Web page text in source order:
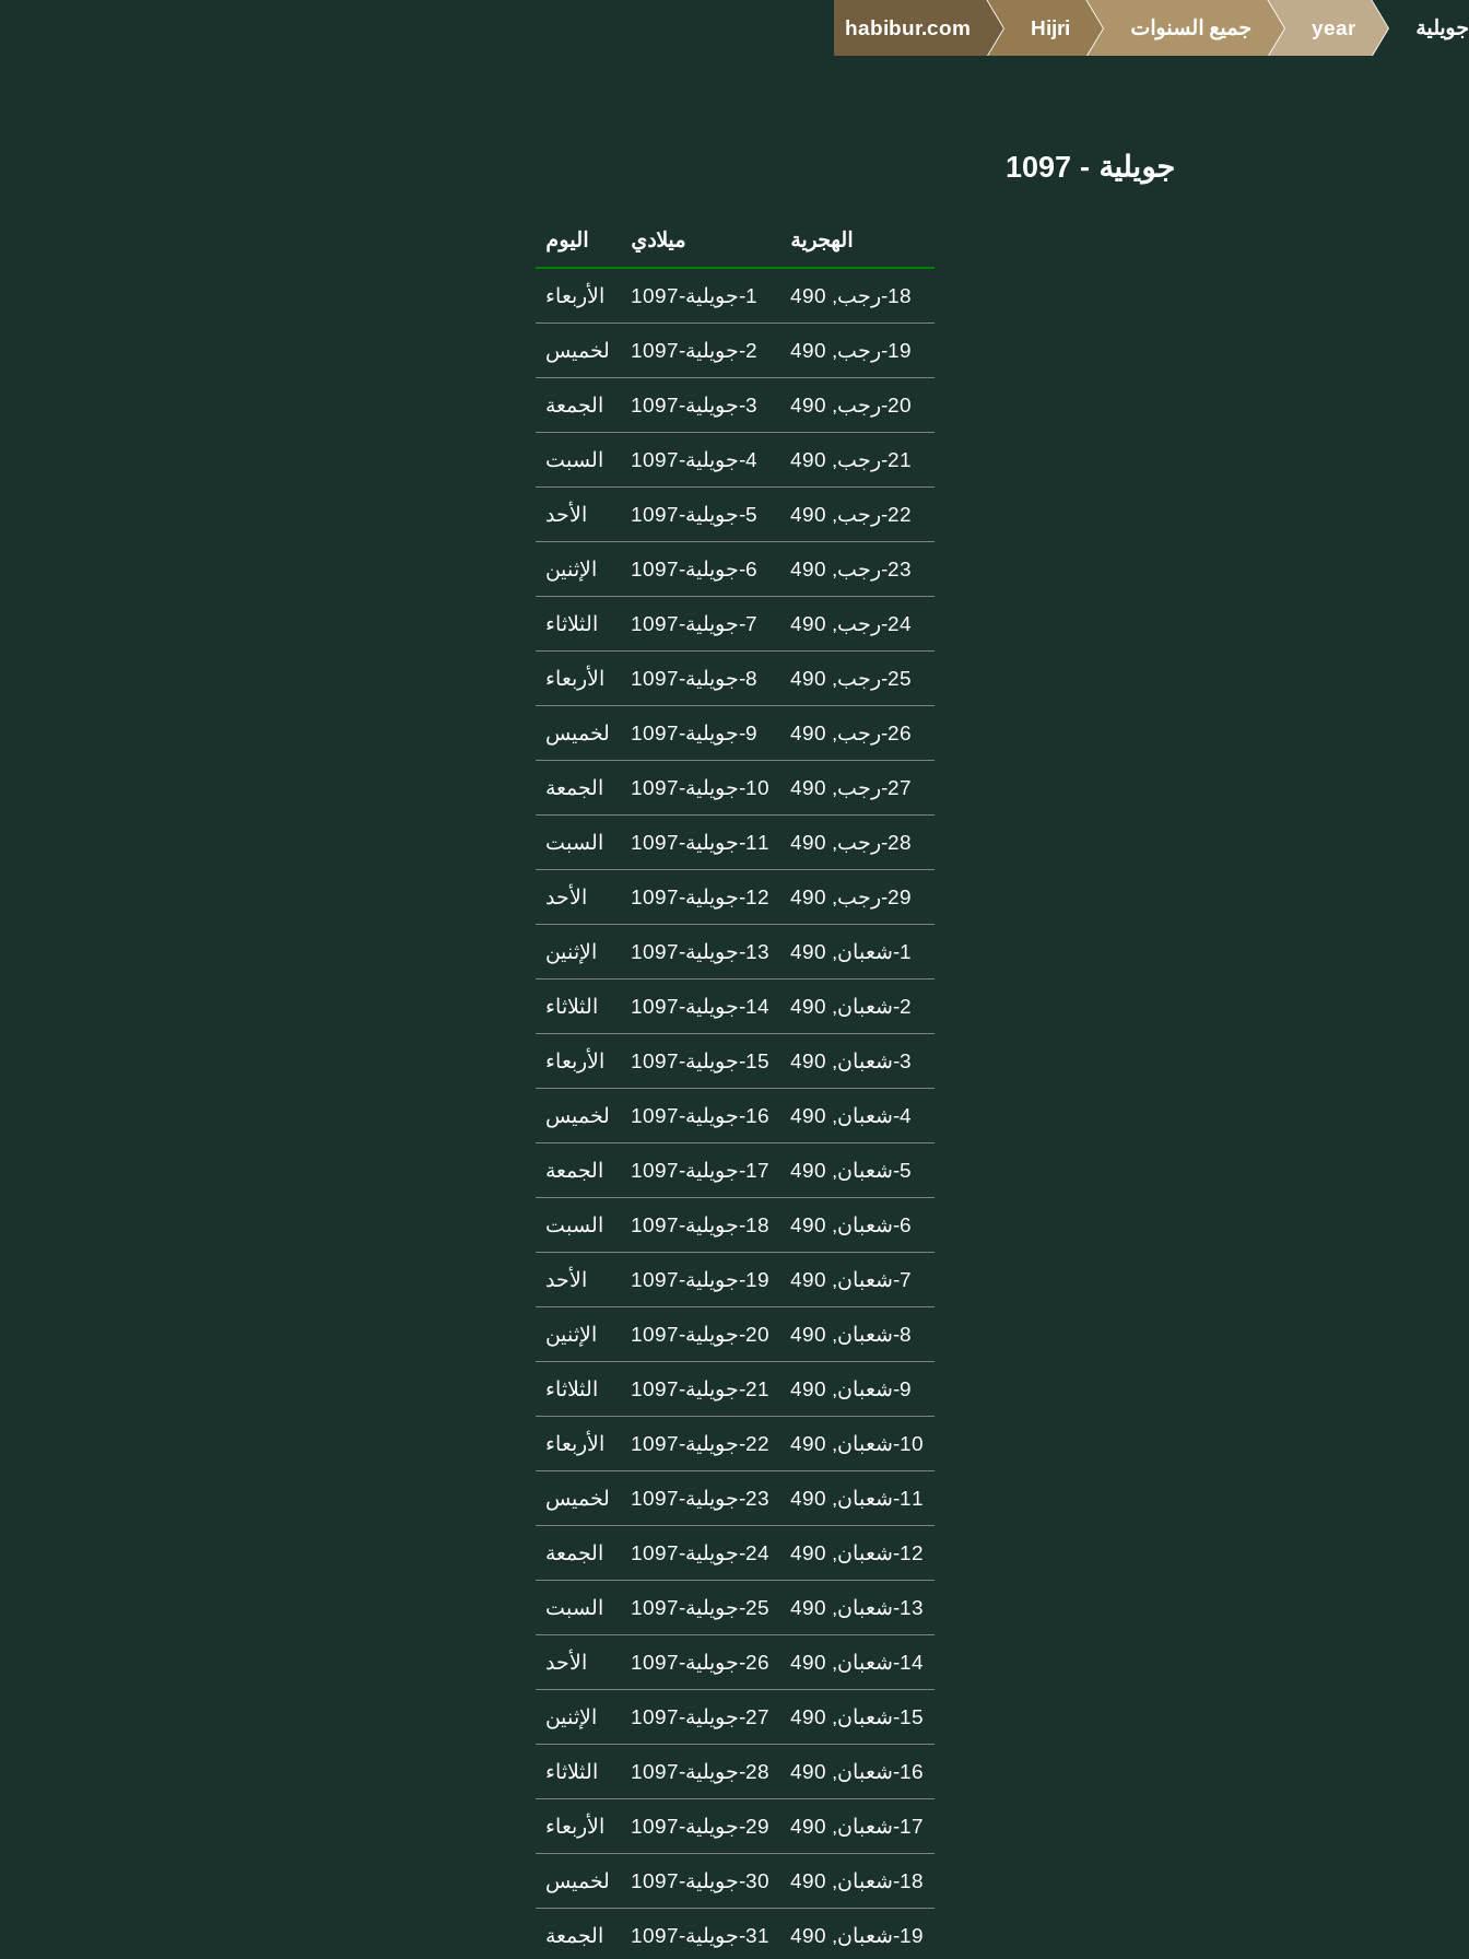
habibur.com Hijri جميع السنوات year جويلية
جويلية - 1097
الهجرية ميلادي اليوم
18-رجب, 490 1-جويلية-1097 الأربعاء
19-رجب, 490 2-جويلية-1097 لخميس
20-رجب, 490 3-جويلية-1097 الجمعة
21-رجب, 490 4-جويلية-1097 السبت
22-رجب, 490 5-جويلية-1097 الأحد
23-رجب, 490 6-جويلية-1097 الإثنين
24-رجب, 490 7-جويلية-1097 الثلاثاء
25-رجب, 490 8-جويلية-1097 الأربعاء
26-رجب, 490 9-جويلية-1097 لخميس
27-رجب, 490 10-جويلية-1097 الجمعة
28-رجب, 490 11-جويلية-1097 السبت
29-رجب, 490 12-جويلية-1097 الأحد
1-شعبان, 490 13-جويلية-1097 الإثنين
2-شعبان, 490 14-جويلية-1097 الثلاثاء
3-شعبان, 490 15-جويلية-1097 الأربعاء
4-شعبان, 490 16-جويلية-1097 لخميس
5-شعبان, 490 17-جويلية-1097 الجمعة
6-شعبان, 490 18-جويلية-1097 السبت
7-شعبان, 490 19-جويلية-1097 الأحد
8-شعبان, 490 20-جويلية-1097 الإثنين
9-شعبان, 490 21-جويلية-1097 الثلاثاء
10-شعبان, 490 22-جويلية-1097 الأربعاء
11-شعبان, 490 23-جويلية-1097 لخميس
12-شعبان, 490 24-جويلية-1097 الجمعة
13-شعبان, 490 25-جويلية-1097 السبت
14-شعبان, 490 26-جويلية-1097 الأحد
15-شعبان, 490 27-جويلية-1097 الإثنين
16-شعبان, 490 28-جويلية-1097 الثلاثاء
17-شعبان, 490 29-جويلية-1097 الأربعاء
18-شعبان, 490 30-جويلية-1097 لخميس
19-شعبان, 490 31-جويلية-1097 الجمعة